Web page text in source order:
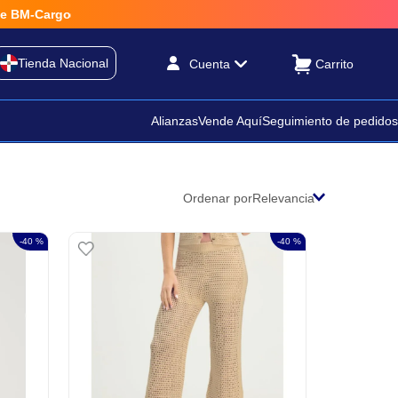
Tienda Nacional Cuenta
AlianzasVende AquíSeguimiento de pedidos
Ordenar porRelevancia
-40 % -40 %